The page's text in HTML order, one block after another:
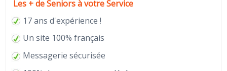
Les + de Seniors à votre Service
17 ans d'expérience !
Un site 100% français
Messagerie sécurisée